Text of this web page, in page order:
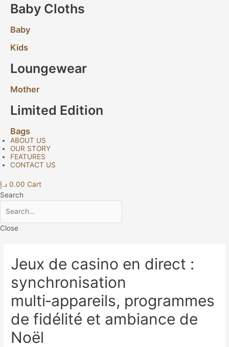
Baby Cloths
Baby
Kids
Loungewear
Mother
Limited Edition
Bags
ABOUT US
OUR STORY
FEATURES
CONTACT US
0.00 د.إ
Cart
Search
Close
Jeux de casino en direct :
synchronisation
multi‑appareils, programmes
de fidélité et ambiance de
Noël